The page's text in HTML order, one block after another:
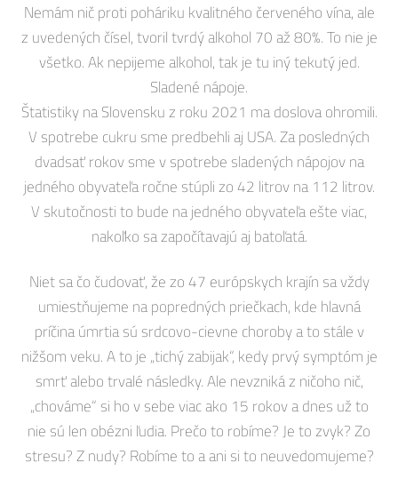
Nemám nič proti poháriku kvalitného červeného vína, ale
z uvedených čísel, tvoril tvrdý alkohol 70 až 80%. To nie je
všetko. Ak nepijeme alkohol, tak je tu iný tekutý jed.
Sladené nápoje.
Štatistiky na Slovensku z roku 2021 ma doslova ohromili.
V spotrebe cukru sme predbehli aj USA. Za posledných
dvadsať rokov sme v spotrebe sladených nápojov na
jedného obyvateľa ročne stúpli zo 42 litrov na 112 litrov.
V skutočnosti to bude na jedného obyvateľa ešte viac,
nakoľko sa započítavajú aj batoľatá.
Niet sa čo čudovať, že zo 47 európskych krajín sa vždy
umiestňujeme na popredných priečkach, kde hlavná
príčina úmrtia sú srdcovo-cievne choroby a to stále v
nižšom veku. A to je „tichý zabijak“, kedy prvý symptóm je
smrť alebo trvalé následky. Ale nevzniká z ničoho nič,
„chováme“ si ho v sebe viac ako 15 rokov a dnes už to
nie sú len obézni ľudia. Prečo to robíme? Je to zvyk? Zo
stresu? Z nudy? Robíme to a ani si to neuvedomujeme?